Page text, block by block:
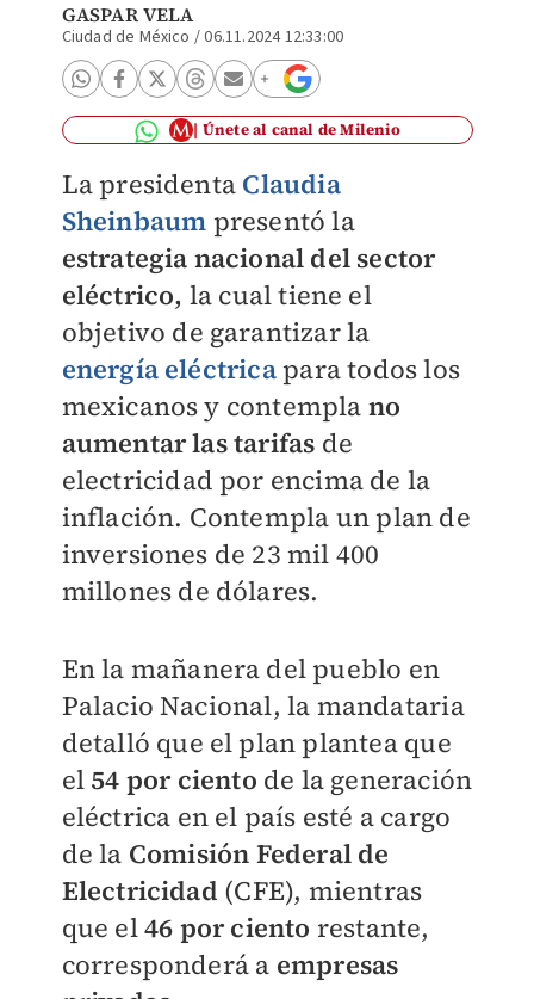
GASPAR VELA
Ciudad de México /06.11.2024 12:33:00
Únete al canal de Milenio
La presidenta Claudia
Sheinbaum presentó la
estrategia nacional del sector
eléctrico, la cual tiene el
objetivo de garantizar la
energía eléctricapara todos los
mexicanos y contempla no
aumentar las tarifas de
electricidad por encima de la
inflación. Contempla un plan de
inversiones de 23 mil 400
millones de dólares.
En la mañanera del pueblo en
Palacio Nacional, la mandataria
detalló que el plan plantea que
el 54 por ciento de la generación
eléctrica en el país esté a cargo
de la Comisión Federal de
Electricidad (CFE), mientras
que el46 por ciento restante,
corresponderá a empresas